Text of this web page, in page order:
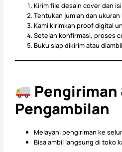
Kirim file desain cover dan
Tentukan jumlah dan ukuran
Kami kirimkan proof digital
Setelah konfirmasi, proses
Buku siap dikirim atau
Pengiriman
Pengambilan
Melayani pengiriman ke
Bisa ambil langsung di toko